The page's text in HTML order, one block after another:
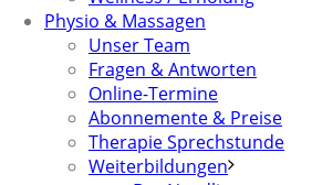
Physio & Massagen
Unser Team
Fragen & Antworten
Online-Termine
Abonnemente & Preise
Therapie Sprechstunde
Weiterbildungen